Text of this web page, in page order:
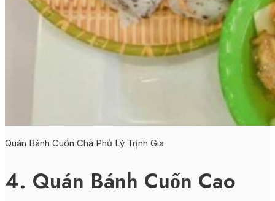
Quán Bánh Cuốn Chả Phủ Lý Trịnh Gia
4. Quán Bánh Cuốn Cao